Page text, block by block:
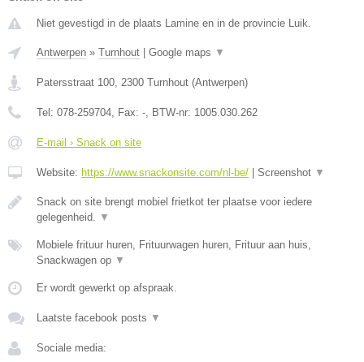
Niet gevestigd in de plaats Lamine en in de provincie Luik.
Antwerpen » Turnhout | Google maps ▼
Patersstraat 100 2300 Turnhout (Antwerpen)
Tel: 078-259704 , Fax: - , BTW-nr: 1005.030.262
E-mail › Snack on site
Website: https://www.snackonsite.com/nl-be/ | Screenshot ▼
Snack on site brengt mobiel frietkot ter plaatse voor iedere
gelegenheid.
▼
Mobiele frituur huren, Frituurwagen huren, Frituur aan huis,
Snackwagen op ▼
Er wordt gewerkt op afspraak.
Laatste facebook posts ▼
Sociale media: